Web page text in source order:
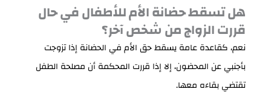
هل تسقط حضانة الأم للأطفال في حال
قررت الزواج من شخص آخر؟
نعم، كقاعدة عامة يسقط حق الأم في الحضانة إذا تزوجت
بأجنبي عن المحضون، إلا إذا قررت المحكمة أن مصلحة الطفل
تقتضي بقاءه معها.